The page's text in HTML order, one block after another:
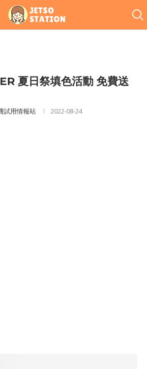
夏日祭填色活動 免費送
試用情報站 2022-08-24